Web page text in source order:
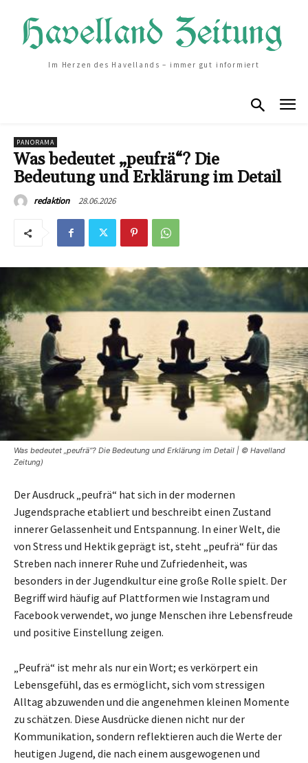
Im Herzen des Havellands – immer gut informiert
PANORAMA
Was bedeutet „peufrä“? Die
Bedeutung und Erklärung im Detail
redaktion 28.06.2026
Was bedeutet „peufrä“? Die Bedeutung und Erklärung im Detail | © Havelland
Zeitung)
Der Ausdruck „peufrä“ hat sich in der modernen
Jugendsprache etabliert und beschreibt einen Zustand
innerer Gelassenheit und Entspannung. In einer Welt, die
von Stress und Hektik geprägt ist, steht „peufrä“ für das
Streben nach innerer Ruhe und Zufriedenheit, was
besonders in der Jugendkultur eine große Rolle spielt. Der
Begriff wird häufig auf Plattformen wie Instagram und
Facebook verwendet, wo junge Menschen ihre Lebensfreude
und positive Einstellung zeigen.
„Peufrä“ ist mehr als nur ein Wort; es verkörpert ein
Lebensgefühl, das es ermöglicht, sich vom stressigen
Alltag abzuwenden und die angenehmen kleinen Momente
zu schätzen. Diese Ausdrücke dienen nicht nur der
Kommunikation, sondern reflektieren auch die Werte der
heutigen Jugend, die nach einem ausgewogenen und